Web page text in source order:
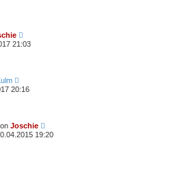
21:03
20:16
Joschie
19:20